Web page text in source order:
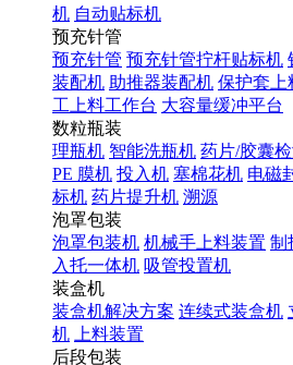
机 自动贴标机
预充针管
预充针管 预充针管拧杆贴标机
装配机 助推器装配机 保护套上
工上料工作台 大容量缓冲平台
数粒瓶装
理瓶机 智能洗瓶机 药片/胶囊检
PE 膜机 投入机 塞棉花机 电磁
标机 药片提升机 溯源
泡罩包装
泡罩包装机 机械手上料装置 制
入托一体机 吸管投置机
装盒机
装盒机解决方案 连续式装盒机
机
上料装置
后段包装